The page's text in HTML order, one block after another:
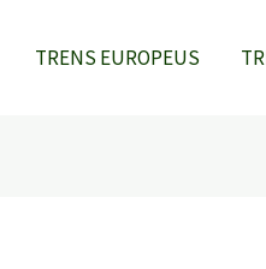
TRENS EUROPEUS